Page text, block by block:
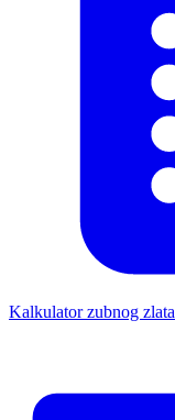
Kalkulator zubnog zlata